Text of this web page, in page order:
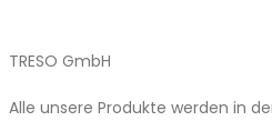
TRESO GmbH
Alle unsere Produkte werden in